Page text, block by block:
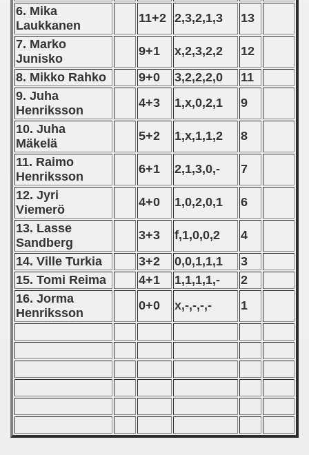
6. Mika
Laukkanen
11+2 2,3,2,1,3
13
7. Marko
Junisko
9+1 x,2,3,2,2
12
8. Mikko Rahko
9+0 3,2,2,2,0
11
9. Juha
Henriksson
4+3 1,x,0,2,1
9
10. Juha
Mäkelä
5+2 1,x,1,1,2
8
11. Raimo
Henriksson
6+1 2,1,3,0,-
7
12. Jyri
Viemerö
4+0 1,0,2,0,1
6
13. Lasse
Sandberg
3+3 f,1,0,0,2
4
14. Ville Turkia
3+2 0,0,1,1,1
3
15. Tomi Reima
4+1 1,1,1,1,-
2
16. Jorma
Henriksson
0+0 x,-,-,-,- 1
1986
- 1988
- 1989
- 1990
- 1991
- 1992
- 1993
- 1995